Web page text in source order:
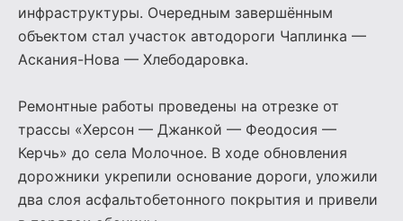
инфраструктуры. Очередным завершённым
объектом стал участок автодороги Чаплинка —
Аскания-Нова — Хлебодаровка.
Ремонтные работы проведены на отрезке от
трассы «Херсон — Джанкой — Феодосия —
Керчь» до села Молочное. В ходе обновления
дорожники укрепили основание дороги, уложили
два слоя асфальтобетонного покрытия и привели